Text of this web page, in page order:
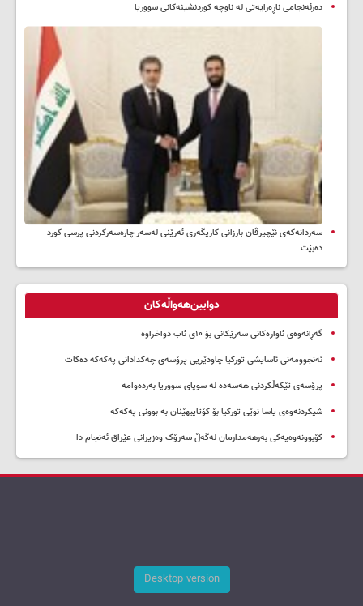
دەرئەنجامی ناڕەزایەتی لە ناوچە کوردنشینەکانی سووریا
سه‌ردانه‌کەی نێچیرڤان بارزانی كاریگه‌ری ئه‌رێنی له‌سه‌ر چاره‌سه‌ركردنی پرسی كورد
ده‌بێت
دوایین‌هەواڵەکان
گەڕانەوەی ئاوارەکانی سەرێکانی بۆ ۱۰ی ئاب دواخراوە
ئەنجوومەنی ئاسایشی تورکیا چاودێریی پرۆسەی چەکدادانی پەکەکە دەکات
پرۆسەی تێکەڵکردنی هەسەدە لە سوپای سووریا بەردەوامە
شیکردنەوەی یاسا نوێی تورکیا بۆ کۆتاییهێنان بە بوونی پەکەکە
کۆبوونەوەیەکی بەرهەمدارمان لەگەڵ سەرۆک وەزیرانی عێراق ئەنجام دا
Desktop version